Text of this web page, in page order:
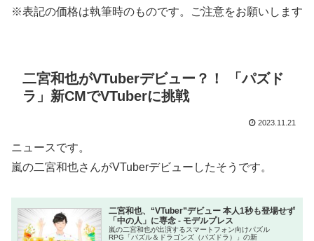
※表記の価格は執筆時のものです。ご注意をお願いします
二宮和也がVTuberデビュー？！ 「パズド
ラ」新CMでVTuberに挑戦
2023.11.21
ニュースです。
嵐の二宮和也さんがVTuberデビューしたそうです。
二宮和也、“VTuber”デビュー 本人1秒も登場せず
「中の人」に専念 - モデルプレス
嵐の二宮和也が出演するスマートフォン向けパズル
RPG「パズル＆ドラゴンズ（パズドラ）」の新